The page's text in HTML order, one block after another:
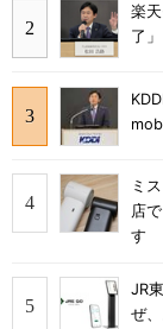
楽
了
ミ
店
す
JR
ぜ